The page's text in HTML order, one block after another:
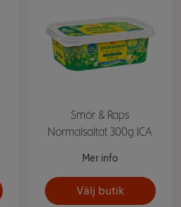
Smör & Raps
Normalsaltat 300g ICA
Mer info
Välj butik